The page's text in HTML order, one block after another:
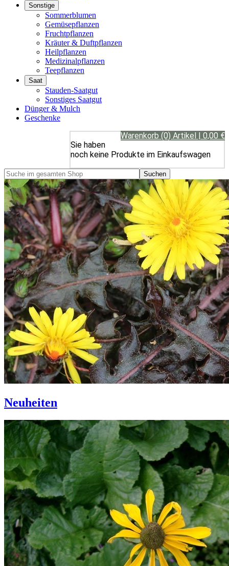
Sonstige
Sommerblumen
Gemüsepflanzen
Fruchtpflanzen
Kräuter & Duftpflanzen
Heilpflanzen
Medizinalpflanzen
Teepflanzen
Saat
Stauden-Saatgut
Sonstiges Saatgut
Dünger & Mulch
Geschenke
Warenkorb (0) Artikel | 0,00 €
Sie haben
noch keine Produkte im Einkaufswagen
Neuheiten